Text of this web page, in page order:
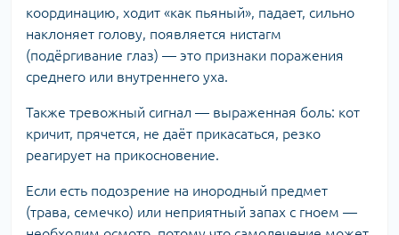
координацию, ходит «как пьяный», падает, сильно
наклоняет голову, появляется нистагм
(подёргивание глаз) — это признаки поражения
среднего или внутреннего уха.
Также тревожный сигнал — выраженная боль: кот
кричит, прячется, не даёт прикасаться, резко
реагирует на прикосновение.
Если есть подозрение на инородный предмет
(трава, семечко) или неприятный запах с гноем —